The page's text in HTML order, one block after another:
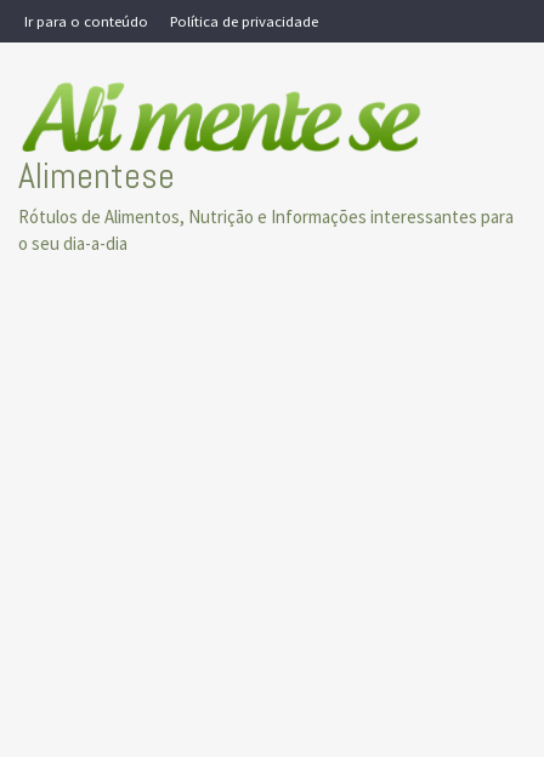
Skip
to
Ir para o conteúdo Política de privacidade
Alimentese
Rótulos de Alimentos, Nutrição e Informações interessantes para
o seu dia-a-dia